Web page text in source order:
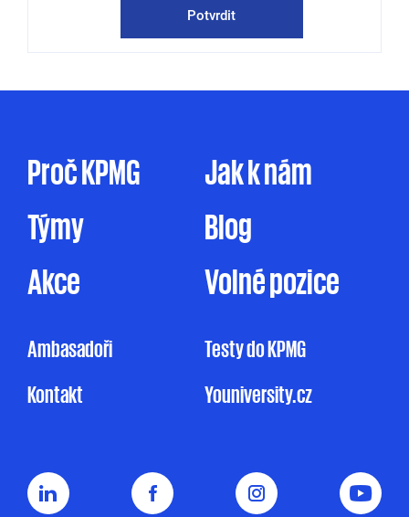
komunikace (e-mail, telefon sociální sítě, atp.),
způsobem. Zpracování osobních údajů pro
marketingové účely je prováděno ve zde
mnou udělovaného souhlasu. Pakliže souhlas
neudělím, ale ani nevznesu námitku, může
KPMG omezeně zpracovávat mé osobní údaje
pro účely marketingu na základě jejího
a mohu jej kdykoliv odvolat. Můj nesouhlas
Souhlas uděluji na dobu 5 let nebo do doby,
Potvrdit
Proč KPMG
Jak k nám
Týmy
Blog
Akce
Volné pozice
Ambasadoři
Kontakt
Testy do KPMG
Youniversity.cz